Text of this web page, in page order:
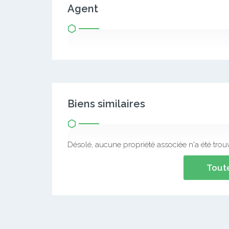
Agent
Biens similaires
Désolé, aucune propriété associée n'a été